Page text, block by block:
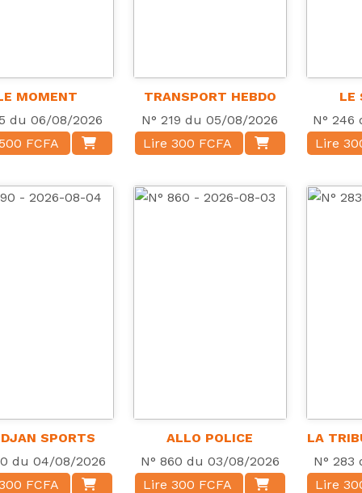
MOMENT
du 06/08/2026
FCFA
TRANSPORT HEBDO
N° 219 du 05/08/2026
Lire 300 FCFA
LE
N°
Lire
SPORTS
du 04/08/2026
FCFA
ALLO POLICE
N° 860 du 03/08/2026
Lire 300 FCFA
LA
N°
Lire